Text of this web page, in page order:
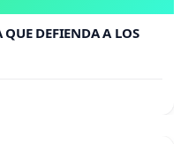
QUE DEFIENDA A LOS